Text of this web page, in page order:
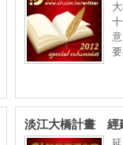
淡江大橋計畫 經